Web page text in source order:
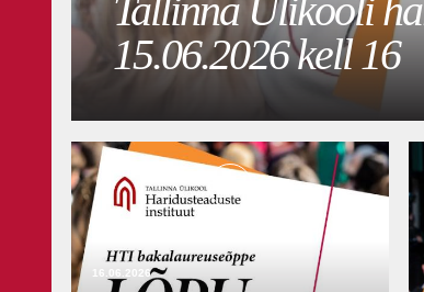
Tallinna Ülikooli
15.06.2026 kell 16
16.06.2026